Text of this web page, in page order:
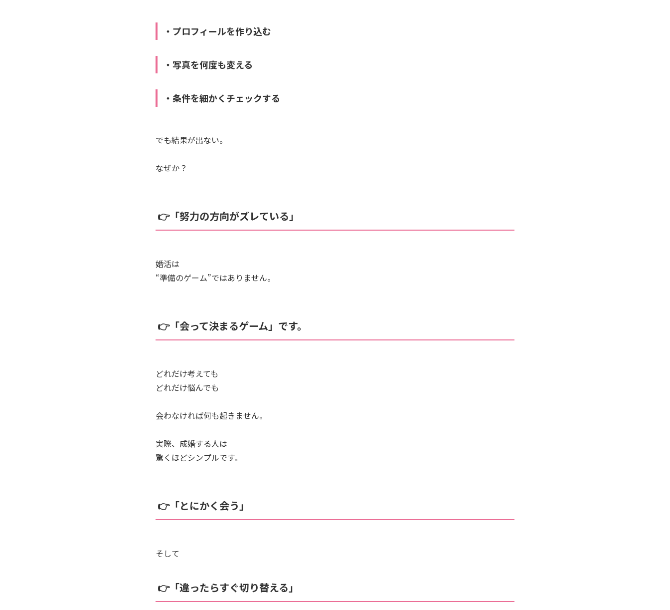
・プロフィールを作り込む
・写真を何度も変える
・条件を細かくチェックする
でも結果が出ない。
なぜか？
👉「努力の方向がズレている」
婚活は
“準備のゲーム”ではありません。
👉「会って決まるゲーム」です。
どれだけ考えても
どれだけ悩んでも
会わなければ何も起きません。
実際、成婚する人は
驚くほどシンプルです。
👉「とにかく会う」
そして
👉「違ったらすぐ切り替える」